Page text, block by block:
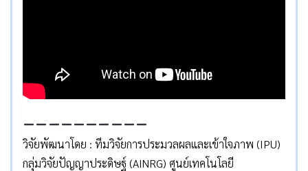
วิจัยพัฒนาโดย : ทีมวิจัยการประมวลผลและเข้าใจภาพ (IPU)
กลุ่มวิจัยปัญญาประดิษฐ์ (AINRG) ศูนย์เทคโนโลยี